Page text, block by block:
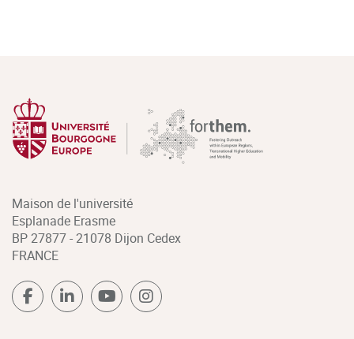
Maison de l'université
Esplanade Erasme
BP 27877 - 21078 Dijon Cedex
FRANCE